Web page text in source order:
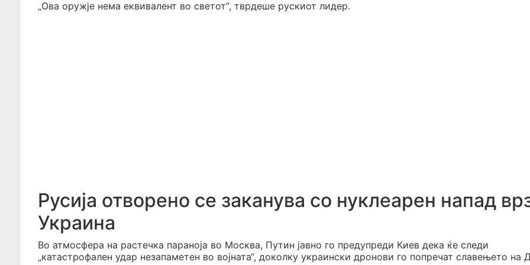
„Ова оружје нема еквивалент во светот“, тврдеше рускиот лидер.
Русија отворено се заканува со нуклеарен напад
Украина
Во атмосфера на растечка параноја во Москва, Путин јавно го предупреди Киев дека ќе следи
„катастрофален удар незапаметен во војната“, доколку украински дронови го попречат славењето на